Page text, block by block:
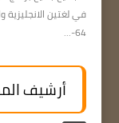
64-...
أرشيف